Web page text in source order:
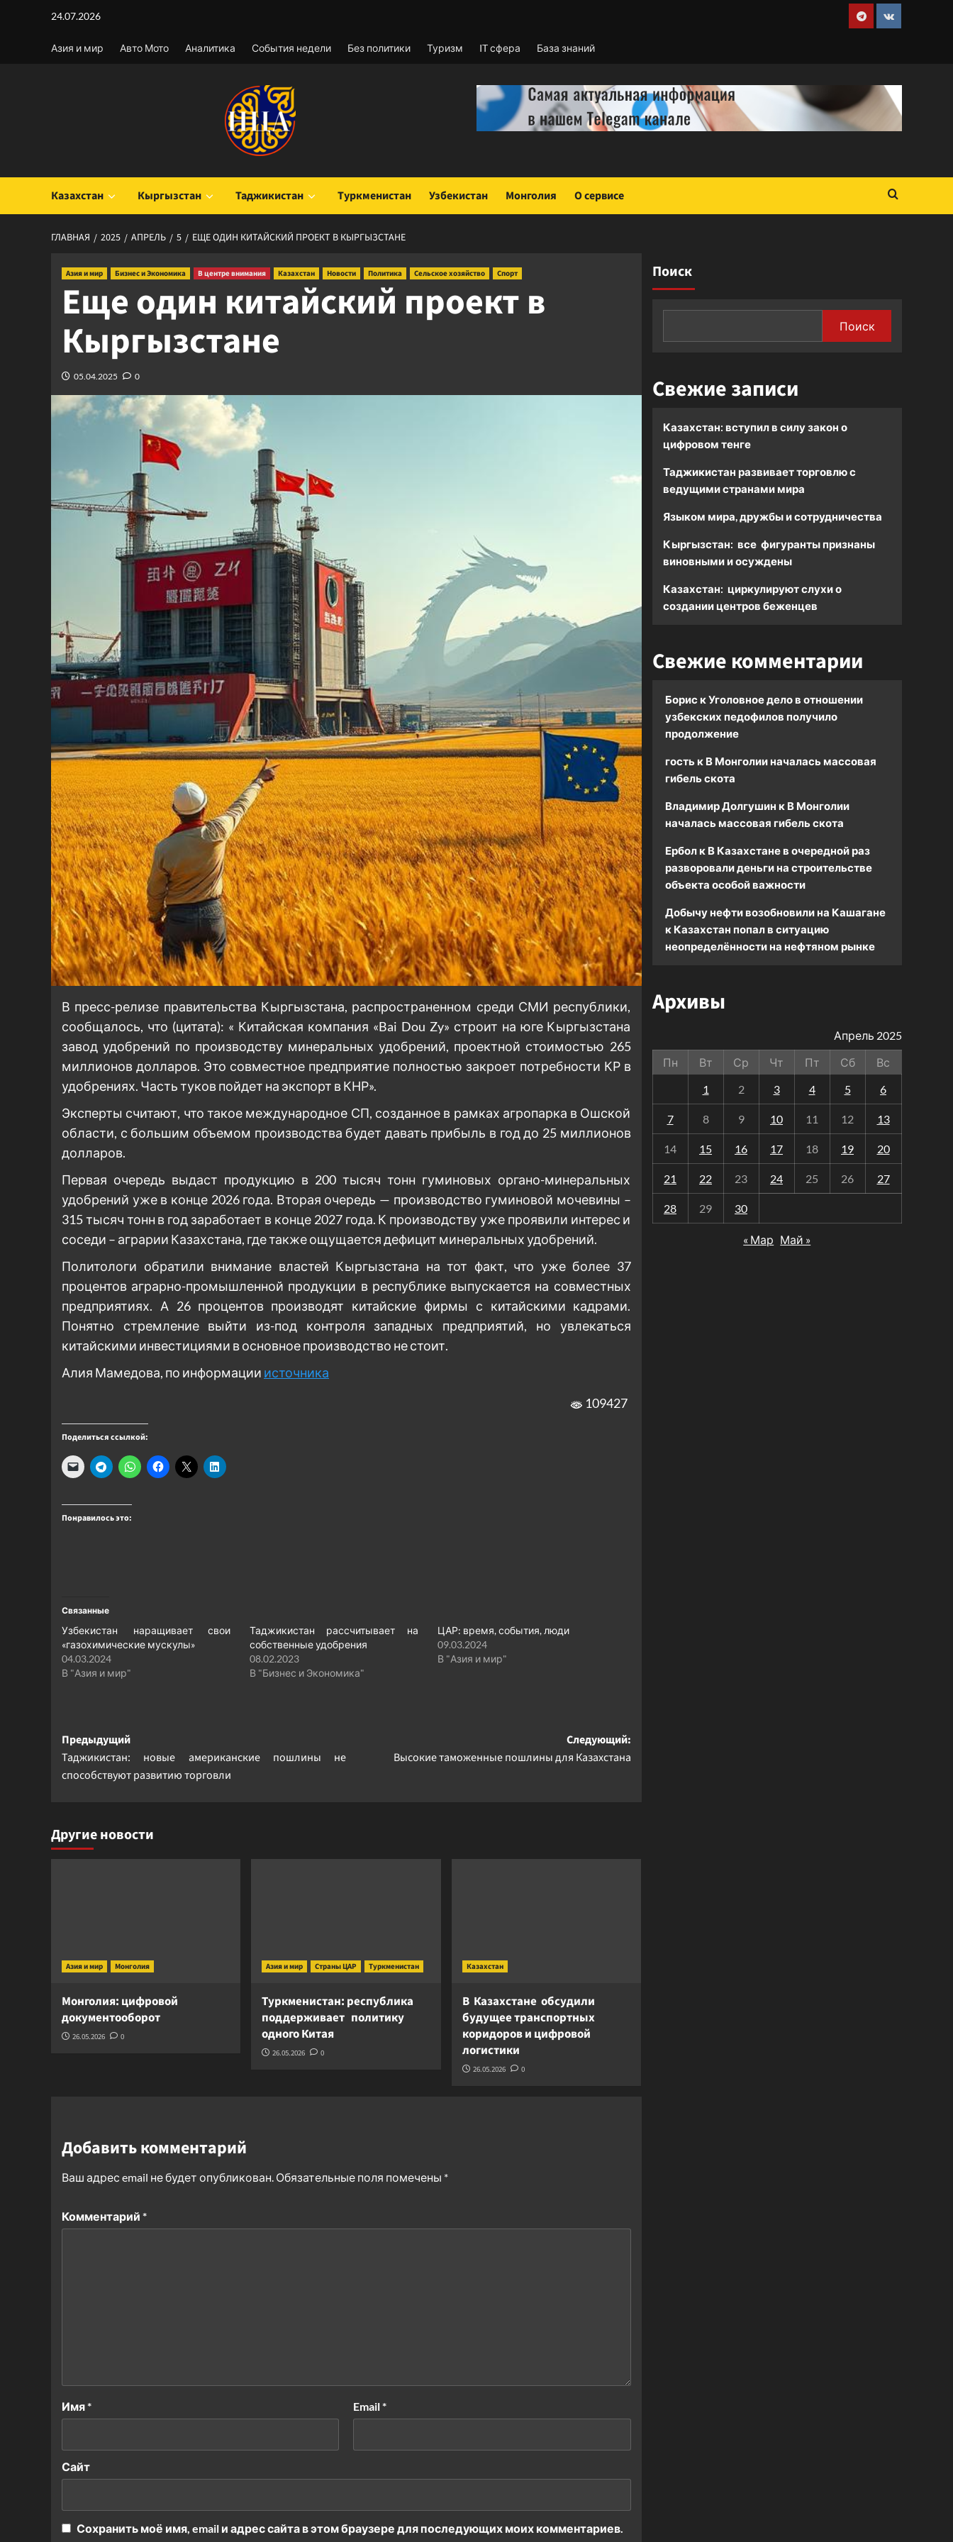
содержимому
24.07.2026
Азия и мир Авто Мото Аналитика События недели Без политики Туризм IT сфера База знаний
Telegram
VK
Казахстан Кыргызстан Таджикистан Туркменистан Узбекистан Монголия О сервисе
ГЛАВНАЯ 2025 АПРЕЛЬ 5 ЕЩЕ ОДИН КИТАЙСКИЙ ПРОЕКТ В КЫРГЫЗСТАНЕ
Азия и мир Бизнес и Экономика В центре внимания Казахстан Новости Политика Сельское хозяйство Спорт
Еще один китайский проект в
Кыргызстане
05.04.2025 0
В пресс-релизе правительства Кыргызстана, распространенном среди СМИ республики,
сообщалось, что (цитата): « Китайская компания «Bai Dou Zy» строит на юге Кыргызстана
завод удобрений по производству минеральных удобрений, проектной стоимостью 265
миллионов долларов. Это совместное предприятие полностью закроет потребности КР в
удобрениях. Часть туков пойдет на экспорт в КНР».
Эксперты считают, что такое международное СП, созданное в рамках агропарка в Ошской
области, с большим объемом производства будет давать прибыль в год до 25 миллионов
долларов.
Первая очередь выдаст продукцию в 200 тысяч тонн гуминовых органо-минеральных
удобрений уже в конце 2026 года. Вторая очередь — производство гуминовой мочевины –
315 тысяч тонн в год заработает в конце 2027 года. К производству уже проявили интерес и
соседи – аграрии Казахстана, где также ощущается дефицит минеральных удобрений.
Политологи обратили внимание властей Кыргызстана на тот факт, что уже более 37
процентов аграрно-промышленной продукции в республике выпускается на совместных
предприятиях. А 26 процентов производят китайские фирмы с китайскими кадрами.
Понятно стремление выйти из-под контроля западных предприятий, но увлекаться
китайскими инвестициями в основное производство не стоит.
Алия Мамедова, по информации источника
109427
Поделиться ссылкой:
Понравилось это:
Связанные
Узбекистан наращивает свои
«газохимические мускулы»
04.03.2024
В "Азия и мир"
Таджикистан рассчитывает на
собственные удобрения
08.02.2023
В "Бизнес и Экономика"
ЦАР: время, события, люди
09.03.2024
В "Азия и мир"
Навигация
записи
Предыдущий
Таджикистан: новые американские пошлины не
способствуют развитию торговли
Следующий:
Высокие таможенные пошлины для Казахстана
Другие новости
Азия и мир Монголия
Монголия: цифровой
документооборот
26.05.2026 0
Азия и мир Страны ЦАР Туркменистан
Туркменистан: республика
поддерживает политику
одного Китая
26.05.2026 0
Казахстан
В Казахстане обсудили
будущее транспортных
коридоров и цифровой
логистики
26.05.2026 0
Добавить комментарий
Ваш адрес email не будет опубликован. Обязательные поля помечены *
Комментарий *
Имя* Email*
Сайт
Сохранить моё имя, email и адрес сайта в этом браузере для последующих моих комментариев.
Поиск
Поиск
Свежие записи
Казахстан: вступил в силу закон о
цифровом тенге
Таджикистан развивает торговлю с
ведущими странами мира
Языком мира, дружбы и сотрудничества
Кыргызстан: все фигуранты признаны
виновными и осуждены
Казахстан: циркулируют слухи о
создании центров беженцев
Свежие комментарии
БорискУголовное дело в отношении
узбекских педофилов получило
продолжение
гостьк В Монголии началась массовая
гибель скота
Владимир Долгушин к В Монголии
началась массовая гибель скота
Ерболк В Казахстане в очередной раз
разворовали деньги на строительстве
объекта особой важности
Добычу нефти возобновили на Кашагане
к Казахстан попал в ситуацию
неопределённости на нефтяном рынке
Архивы
Апрель 2025
Пн
Вт Ср Чт Пт Сб
Вс
1
2 3 4 5 6
7 8 9 10 11 12 13
14 15 16 17 18 19 20
21 22 23 24 25 26 27
28 29 30
« Мар Май »